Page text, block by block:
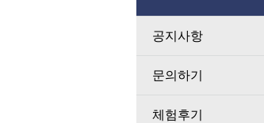
공지사항
문의하기
체험후기